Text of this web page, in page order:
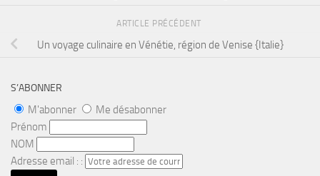
ARTICLE PRÉCÉDENT
Un voyage culinaire en Vénétie, région de Venise {Italie}
S’ABONNER
M'abonner
Me désabonner
Prénom
NOM
Adresse email : :